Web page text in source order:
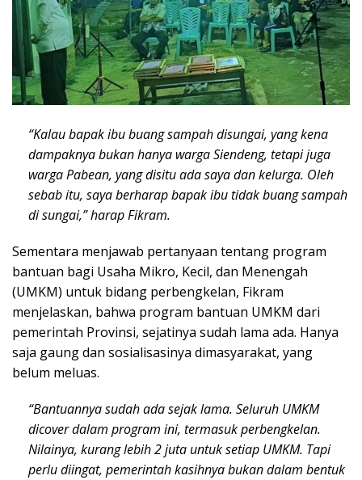
“Kalau bapak ibu buang sampah disungai, yang kena
dampaknya bukan hanya warga Siendeng, tetapi juga
warga Pabean, yang disitu ada saya dan kelurga. Oleh
sebab itu, saya berharap bapak ibu tidak buang sampah
di sungai,” harap Fikram.
Sementara menjawab pertanyaan tentang program
bantuan bagi Usaha Mikro, Kecil, dan Menengah
(UMKM) untuk bidang perbengkelan, Fikram
menjelaskan, bahwa program bantuan UMKM dari
pemerintah Provinsi, sejatinya sudah lama ada. Hanya
saja gaung dan sosialisasinya dimasyarakat, yang
belum meluas.
“Bantuannya sudah ada sejak lama. Seluruh UMKM
dicover dalam program ini, termasuk perbengkelan.
Nilainya, kurang lebih 2 juta untuk setiap UMKM. Tapi
perlu diingat, pemerintah kasihnya bukan dalam bentuk